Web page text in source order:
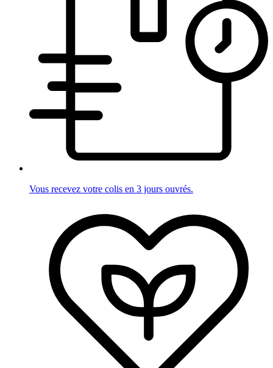
Vous recevez votre colis en 3 jours ouvrés.